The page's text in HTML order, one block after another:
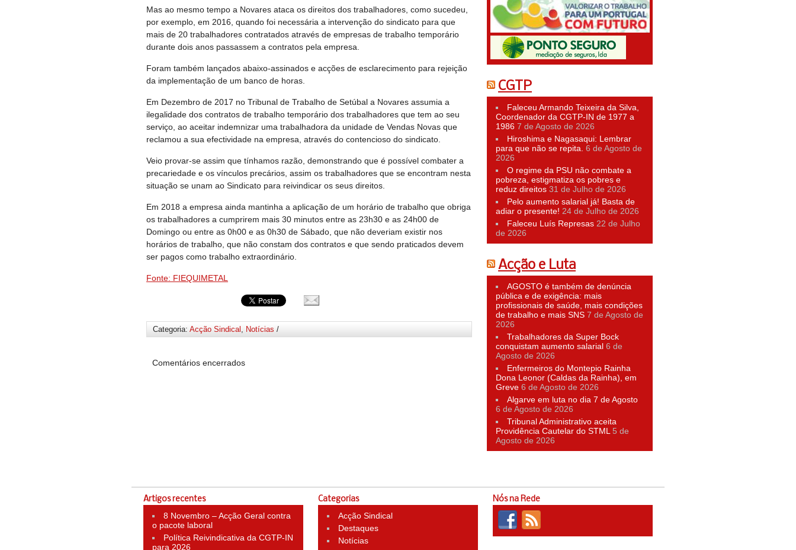
Mas ao mesmo tempo a Novares ataca os direitos dos trabalhadores, como sucedeu,
por exemplo, em 2016, quando foi necessária a intervenção do sindicato para que
mais de 20 trabalhadores contratados através de empresas de trabalho temporário
durante dois anos passassem a contratos pela empresa.
Foram também lançados abaixo-assinados e acções de esclarecimento para rejeição
da implementação de um banco de horas.
Em Dezembro de 2017 no Tribunal de Trabalho de Setúbal a Novares assumia a
ilegalidade dos contratos de trabalho temporário dos trabalhadores que tem ao seu
serviço, ao aceitar indemnizar uma trabalhadora da unidade de Vendas Novas que
reclamou a sua efectividade na empresa, através do contencioso do sindicato.
Veio provar-se assim que tínhamos razão, demonstrando que é possível combater a
precariedade e os vínculos precários, assim os trabalhadores que se encontram nesta
situação se unam ao Sindicato para reivindicar os seus direitos.
Em 2018 a empresa ainda mantinha a aplicação de um horário de trabalho que obriga
os trabalhadores a cumprirem mais 30 minutos entre as 23h30 e as 24h00 de
Domingo ou entre as 0h00 e as 0h30 de Sábado, que não deveriam existir nos
horários de trabalho, que não constam dos contratos e que sendo praticados devem
ser pagos como trabalho extraordinário.
Fonte: FIEQUIMETAL
Categoria: Acção Sindical , Notícias /
Comentários encerrados
CGTP
Faleceu Armando Teixeira da Silva,
Coordenador da CGTP-IN de 1977 a
1986 7 de Agosto de 2026
Hiroshima e Nagasaqui: Lembrar
para que não se repita. 6 de Agosto de
2026
O regime da PSU não combate a
pobreza, estigmatiza os pobres e
reduz direitos 31 de Julho de 2026
Pelo aumento salarial já! Basta de
adiar o presente! 24 de Julho de 2026
Faleceu Luís Represas 22 de Julho
de 2026
Acção e Luta
AGOSTO é também de denúncia
pública e de exigência: mais
profissionais de saúde, mais condições
de trabalho e mais SNS 7 de Agosto de
2026
Trabalhadores da Super Bock
conquistam aumento salarial 6 de
Agosto de 2026
Enfermeiros do Montepio Rainha
Dona Leonor (Caldas da Rainha), em
Greve 6 de Agosto de 2026
Algarve em luta no dia 7 de Agosto
6 de Agosto de 2026
Tribunal Administrativo aceita
Providência Cautelar do STML 5 de
Agosto de 2026
Artigos recentes
8 Novembro – Acção Geral contra
o pacote laboral
Política Reivindicativa da CGTP-IN
para 2026
Nós na Rede
Categorias
Acção Sindical
Destaques
Notícias